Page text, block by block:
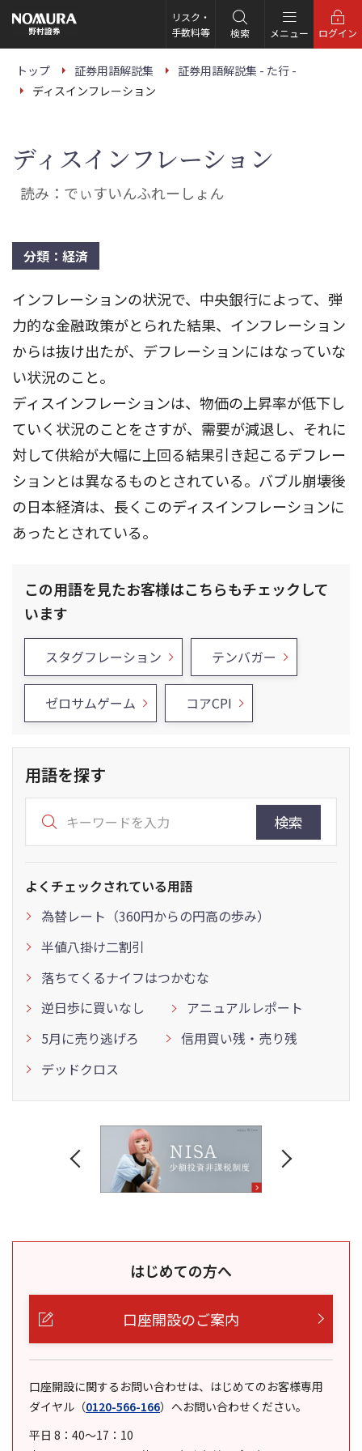
の
ー
リスク・
手数料等
検索 メニュー ログイン
トップ 証券用語解説集
証券用語解説集 - た行 -
ディスインフレーション
ディスインフレーション
読み：でぃすいんふれーしょん
分類：経済
インフレーションの状況で、中央銀行によって、弾
力的な金融政策がとられた結果、インフレーション
からは抜け出たが、デフレーションにはなっていな
い状況のこと。
ディスインフレーションは、物価の上昇率が低下し
ていく状況のことをさすが、需要が減退し、それに
対して供給が大幅に上回る結果引き起こるデフレー
ションとは異なるものとされている。バブル崩壊後
の日本経済は、長くこのディスインフレーションに
あったとされている。
この用語を見たお客様はこちらもチェックして
います
スタグフレーション テンバガー
ゼロサムゲーム コアCPI
用語を探す
検索
よくチェックされている用語
為替レート（360円からの円高の歩み）
半値八掛け二割引
落ちてくるナイフはつかむな
逆日歩に買いなし
アニュアルレポート
5月に売り逃げろ
信用買い残・売り残
デッドクロス
はじめての方へ
口座開設のご案内
口座開設に関するお問い合わせは、はじめてのお客様専用
ダイヤル （0120-566-166） へお問い合わせください。
平日 8：40～17：10